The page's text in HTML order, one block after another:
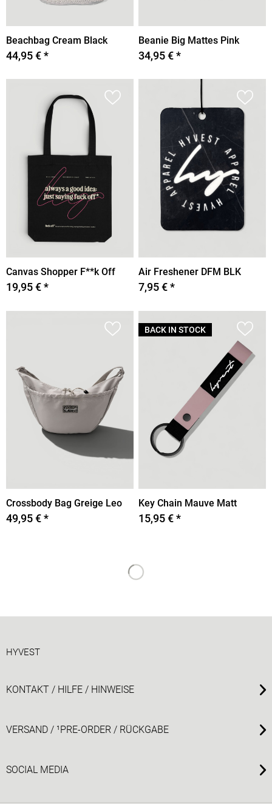
Beachbag Cream Black
44,95 € *
Beanie Big Mattes Pink
34,95 € *
Canvas Shopper F**k Off
19,95 € *
Air Freshener DFM BLK
7,95 € *
Crossbody Bag Greige Leo
49,95 € *
BACK IN STOCK
Key Chain Mauve Matt
15,95 € *
HYVEST
KONTAKT / HILFE / HINWEISE
VERSAND / ¹PRE-ORDER / RÜCKGABE
SOCIAL MEDIA